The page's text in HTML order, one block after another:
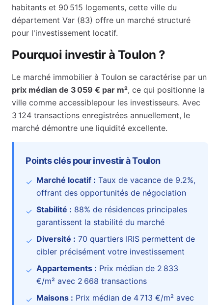
habitants et 90 515 logements, cette ville du
département Var (83) offre un marché structuré
pour l'investissement locatif.
Pourquoi investir à Toulon ?
Le marché immobilier à Toulon se caractérise par un
prix médian de 3 059 € par m², ce qui positionne la
ville comme accessiblepour les investisseurs. Avec
3 124 transactions enregistrées annuellement, le
marché démontre une liquidité excellente.
Points clés pour investir àToulon
✓ Marché locatif : Taux de vacance de 9.2%,
offrant des opportunités de négociation
✓ Stabilité : 88% de résidences principales
garantissent la stabilité du marché
✓ Diversité : 70 quartiers IRIS permettent de
cibler précisément votre investissement
✓ Appartements : Prix médian de 2 833
€/m² avec 2 668 transactions
✓ Maisons : Prix médian de 4 713 €/m² avec